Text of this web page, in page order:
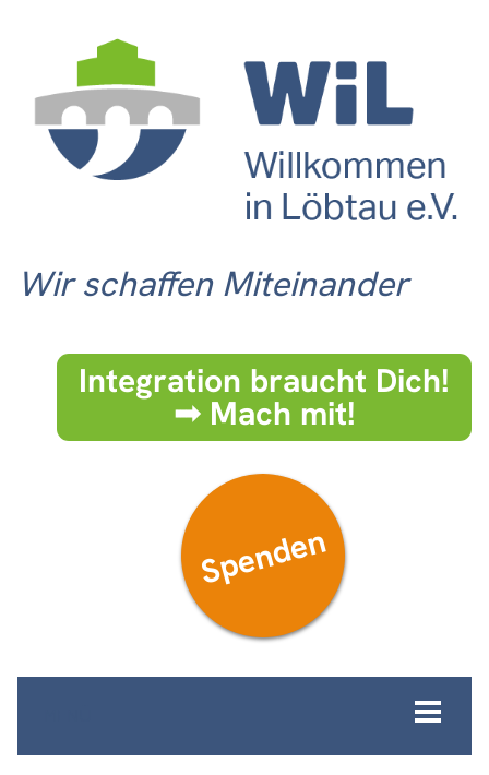
Wir schaffen Miteinander
Integration braucht Dich!
➟ Mach mit!
Spenden